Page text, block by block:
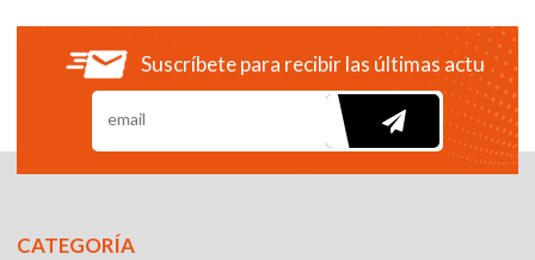
Suscríbete para recibir las últimas
CATEGORÍA